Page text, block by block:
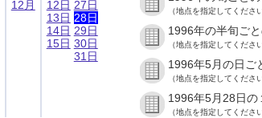
12月
12日
13日
14日
15日
27日
28日
29日
30日
31日
（地点を指定してください
1996年の半旬ご
（地点を指定してください
1996年5月の日ご
（地点を指定してください
1996年5月28日の
（地点を指定してください